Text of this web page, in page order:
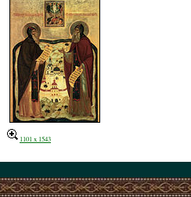
1101 x 1543